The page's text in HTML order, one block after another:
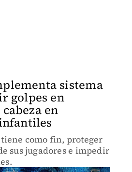
sistema
golpes en
en
tiene como fin, proteger
sus jugadores e impedir